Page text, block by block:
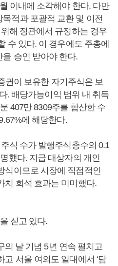
이내에 소각해야 한다. 다만
적과 포괄적 교환 및 이전
해 정관에서 규정하는 경우
수 있다. 이 경우에도 주총에
승인 받아야 한다.
권이 보유한 자기주식은 보
. 배당가능이익 범위 내 취득
407만 8309주를 합산한 수
에 해당한다.
식 수가 발행주식총수의 0.1
했다. 지급 대상자의 개인
식이므로 시장에 직접적인
치 희석 효과는 미미했다.
싣고 있다.
의 날 기념 5년 연속 펼치고
서울 여의도 일대에서 ‘담